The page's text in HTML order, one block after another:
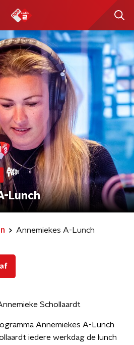
Lunch
Annemiekes A-Lunch
Schollaardt
Annemiekes A-Lunch
iedere werkdag de lunch